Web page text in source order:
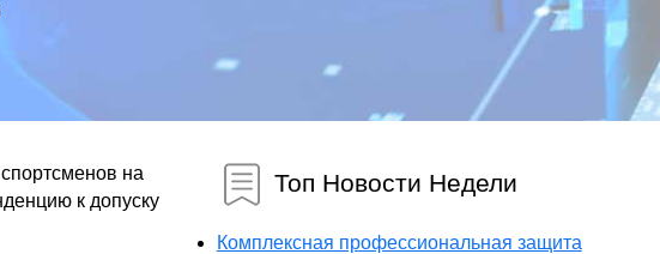
на
к допуску
Топ Новости Недели
Комплексная профессиональная защита